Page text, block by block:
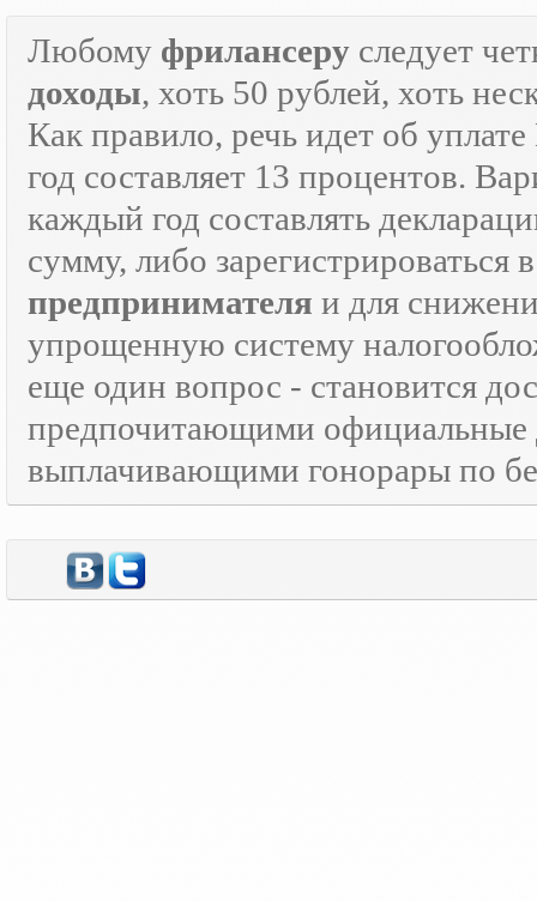
Любому фрилансеру следует
доходы, хоть 50 рублей, хоть
Как правило, речь идет об
год составляет 13 процентов.
каждый год составлять
сумму, либо зарегистрироваться
предпринимателя и для
упрощенную систему
еще один вопрос - становится
предпочитающими официальные
выплачивающими гонорары по